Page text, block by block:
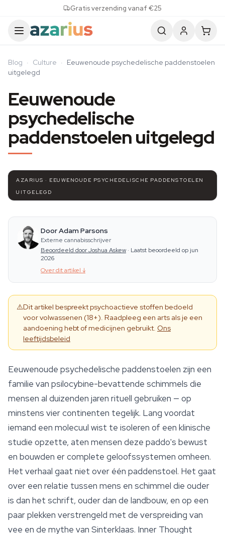
Gratis verzending vanaf €25
Blog · Culture · Eeuwenoude psychedelische paddenstoelen
uitgelegd
Eeuwenoude
psychedelische
paddenstoelen uitgelegd
AZARIUS · EEUWENOUDE PSYCHEDELISCHE PADDENSTOELEN
UITGELEGD
Door Adam Parsons
Externe cannabisschrijver
Beoordeeld door Joshua Askew · Laatst beoordeeld op jun
2026
Over dit artikel ↓
⚠️Dit artikel bespreekt psychoactieve stoffen bedoeld
voor volwassenen (18+). Raadpleeg een arts als je een
aandoening hebt of medicijnen gebruikt. Ons
leeftijdsbeleid
Eeuwenoude psychedelische paddenstoelen zijn een
familie van psilocybine-bevattende schimmels die
mensen al duizenden jaren rituell gebruiken — op
minstens vier continenten tegelijk. Lang voordat
iemand een molecuul wist te isoleren of een klinische
studie opzette, aten mensen deze paddo's bewust
en bouwden er complete geloofssystemen omheen.
Het verhaal gaat niet over één paddenstoel. Het gaat
over een relatie tussen mens en schimmel die ouder
is dan het schrift, ouder dan de landbouw, en op een
paar plekken verstrengeld met de verspreiding van
vee en de mythe van Sinterklaas. Inner Thought